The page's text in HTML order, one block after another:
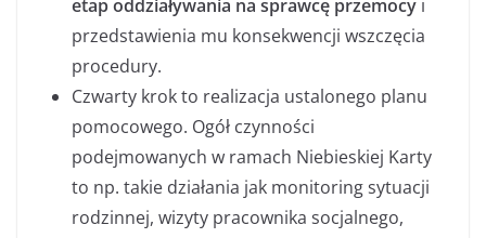
etap oddziaływania na sprawcę przemocy i
przedstawienia mu konsekwencji wszczęcia
procedury.
Czwarty krok to realizacja ustalonego planu
pomocowego. Ogół czynności
podejmowanych w ramach Niebieskiej Karty
to np. takie działania jak monitoring sytuacji
rodzinnej, wizyty pracownika socjalnego,